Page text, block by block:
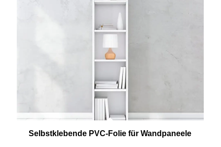
Selbstklebende PVC-Folie für Wandpaneele